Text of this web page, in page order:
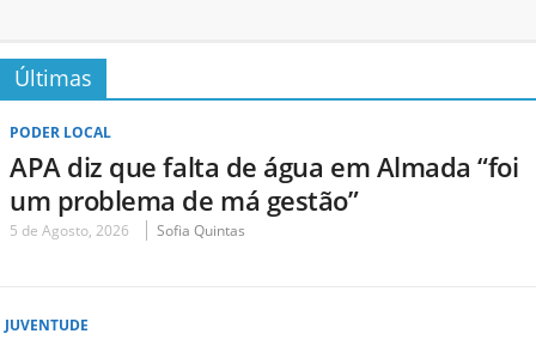
Últimas
PODER LOCAL
APA diz que falta de água em Almada “foi
um problema de má gestão”
5 de Agosto, 2026 Sofia Quintas
JUVENTUDE